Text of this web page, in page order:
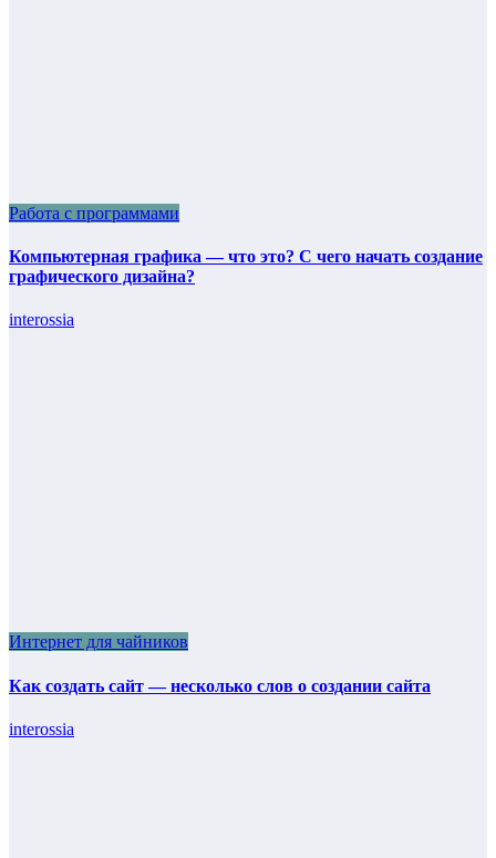
Работа с программами
Компьютерная графика — что это? С чего начать создание
графического дизайна?
interossia
Интернет для чайников
Как создать сайт — несколько слов о создании сайта
interossia